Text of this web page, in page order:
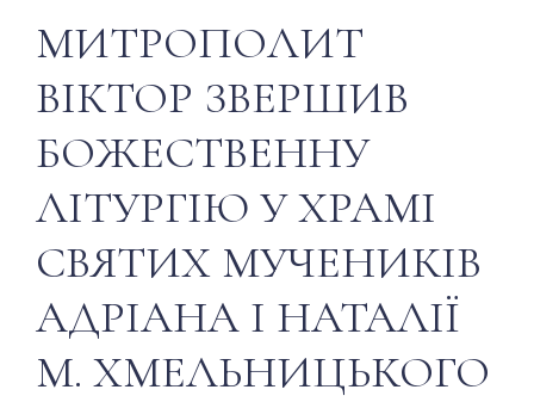
МИТРОПОЛИТ
ВІКТОР ЗВЕРШИВ
БОЖЕСТВЕННУ
ЛІТУРГІЮ У ХРАМІ
СВЯТИХ МУЧЕНИКІВ
АДРІАНА І НАТАЛІЇ
М. ХМЕЛЬНИЦЬКОГО